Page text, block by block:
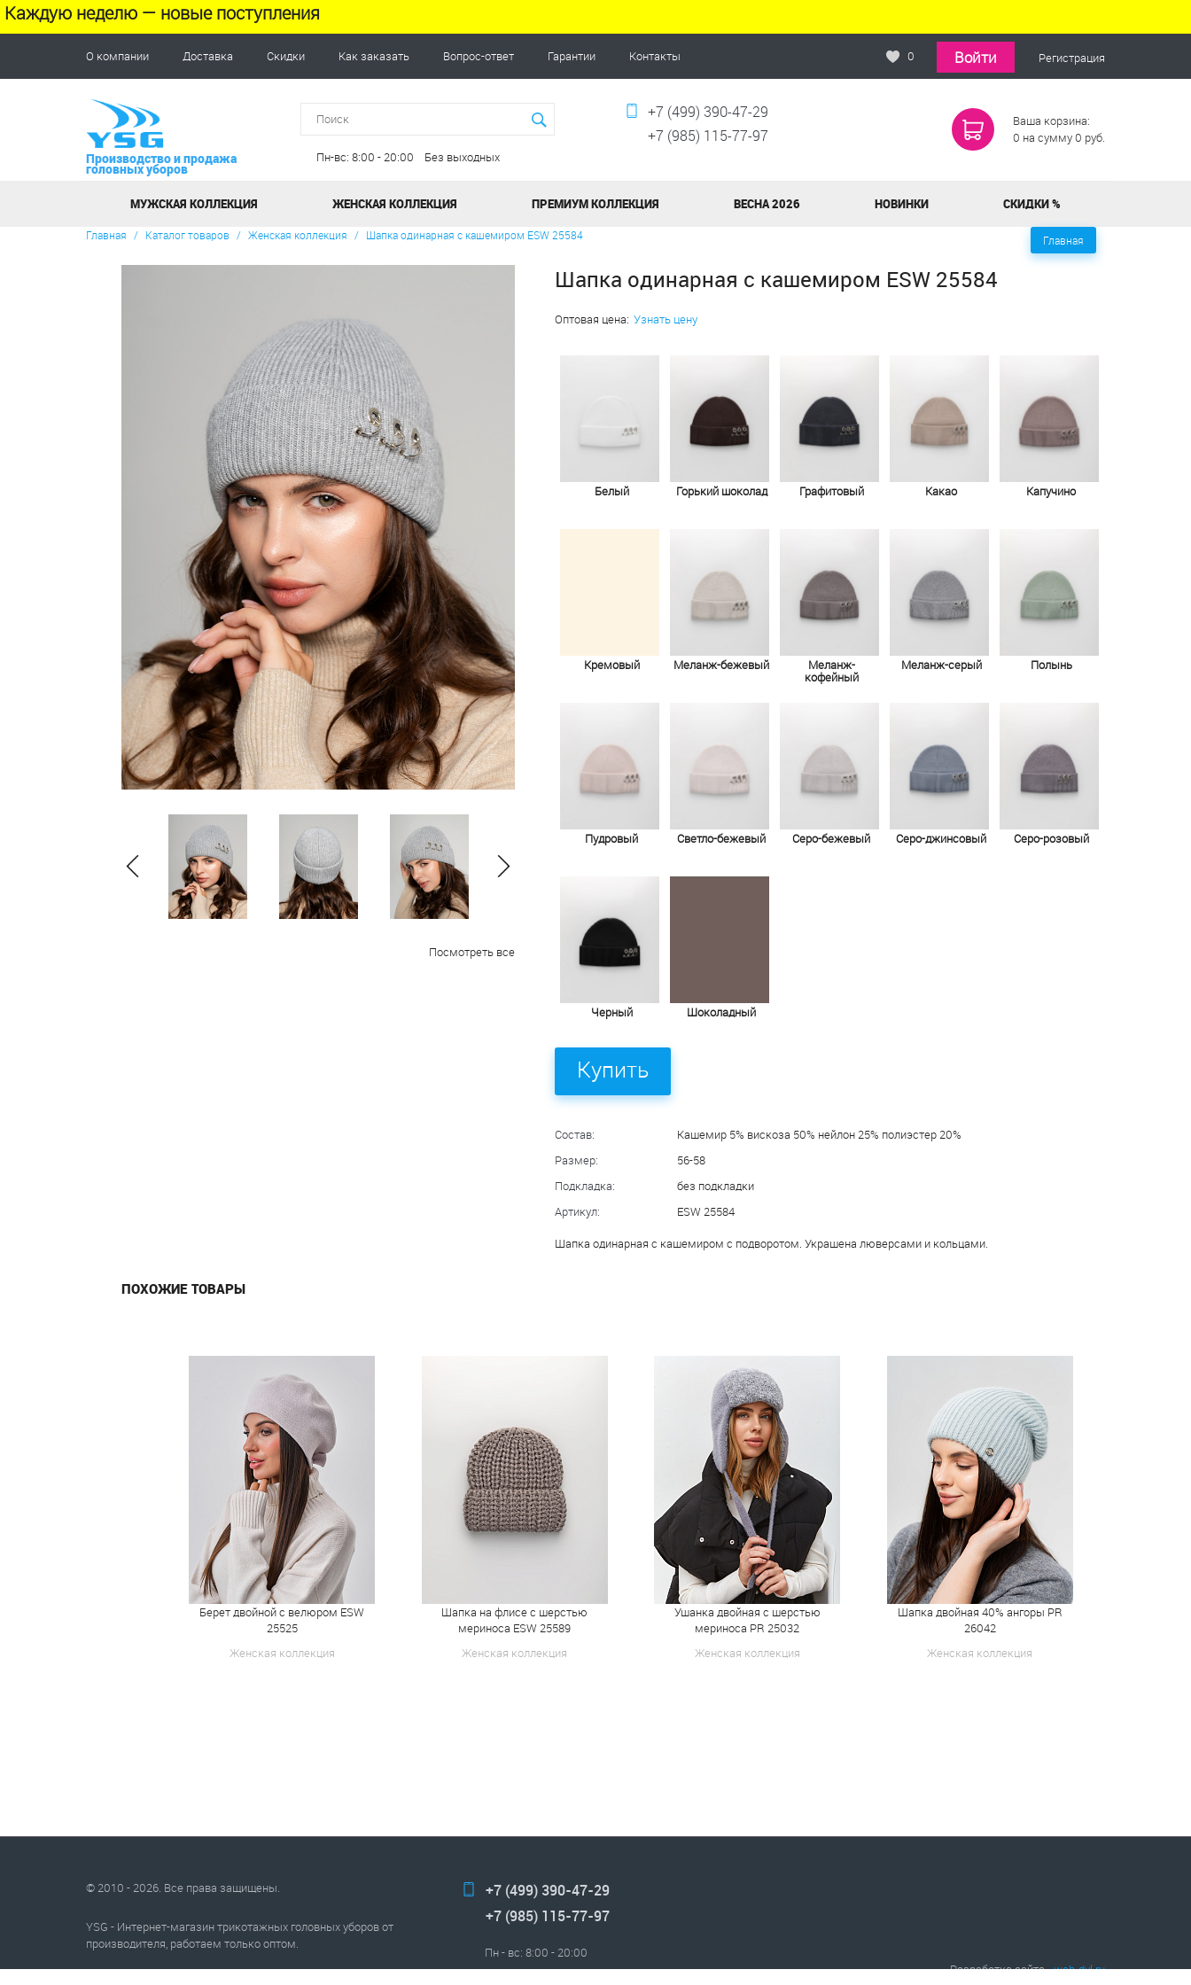
Каждую неделю — новые поступления
О компании Доставка Скидки Как заказать Вопрос-ответ Гарантии Контакты Войти Регистрация
0
Производство и продажа
головных уборов
Пн-вс: 8:00 - 20:00 Без выходных
+7 (499) 390-47-29
+7 (985) 115-77-97
Ваша корзина:
0 на сумму0 руб.
МУЖСКАЯ КОЛЛЕКЦИЯ ЖЕНСКАЯ КОЛЛЕКЦИЯ ПРЕМИУМ КОЛЛЕКЦИЯ ВЕСНА 2026 НОВИНКИ СКИДКИ %
Главная / Каталог товаров / Женская коллекция / Шапка одинарная с кашемиром ESW 25584 Главная
Посмотреть все
Шапка одинарная с кашемиром ESW 25584
Оптовая цена: Узнать цену
Белый Горький шоколад Графитовый Какао Капучино
Кремовый Меланж-бежевый Меланж-
кофейный
Меланж-серый Полынь
Пудровый Светло-бежевый Серо-бежевый Серо-джинсовый Серо-розовый
Черный Шоколадный
Купить
Состав:
Кашемир 5% вискоза 50% нейлон 25% полиэстер 20%
Размер:
56-58
Подкладка:
без подкладки
Артикул:
ESW 25584
Шапка одинарная с кашемиром с подворотом. Украшена люверсами и кольцами.
ПОХОЖИЕ ТОВАРЫ
Берет двойной с велюром ESW
25525
Женская коллекция
Шапка на флисе с шерстью
мериноса ESW 25589
Женская коллекция
Ушанка двойная с шерстью
мериноса PR 25032
Женская коллекция
Шапка двойная 40% ангоры PR
26042
Женская коллекция
© 2010 - 2026. Все права защищены.
YSG - Интернет-магазин трикотажных головных уборов от
производителя, работаем только оптом.
+7 (499) 390-47-29
+7 (985) 115-77-97
Пн - вс: 8:00 - 20:00
Разработка сайта -web-dvl.ru